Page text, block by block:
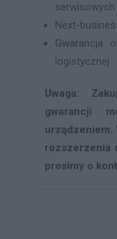
serwisowych
Next-
Gwarancja
logistycznej
Uwaga:
gwarancji
urządzeniem.
rozszerzenia
prosimy o